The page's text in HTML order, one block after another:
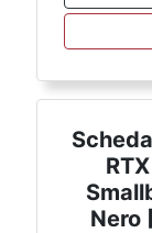
Nero